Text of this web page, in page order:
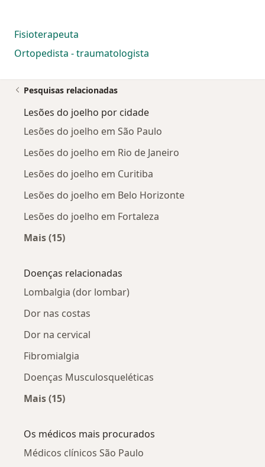
Fisioterapeuta
Ortopedista - traumatologista
Pesquisas relacionadas
Lesões do joelho por cidade
Lesões do joelho em São Paulo
Lesões do joelho em Rio de Janeiro
Lesões do joelho em Curitiba
Lesões do joelho em Belo Horizonte
Lesões do joelho em Fortaleza
Mais (15)
Doenças relacionadas
Lombalgia (dor lombar)
Dor nas costas
Dor na cervical
Fibromialgia
Doenças Musculosqueléticas
Mais (15)
Os médicos mais procurados
Médicos clínicos São Paulo